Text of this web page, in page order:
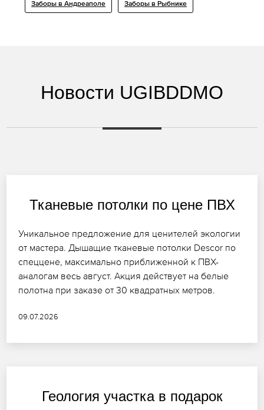
Заборы в Андреаполе Заборы в Рыбнике
Новости UGIBDDMO
Тканевые потолки по цене ПВХ
Уникальное предложение для ценителей экологии
от мастера. Дышащие тканевые потолки Descor по
спеццене, максимально приближенной к ПВХ-
аналогам весь август. Акция действует на белые
полотна при заказе от 30 квадратных метров.
09.07.2026
Геология участка в подарок